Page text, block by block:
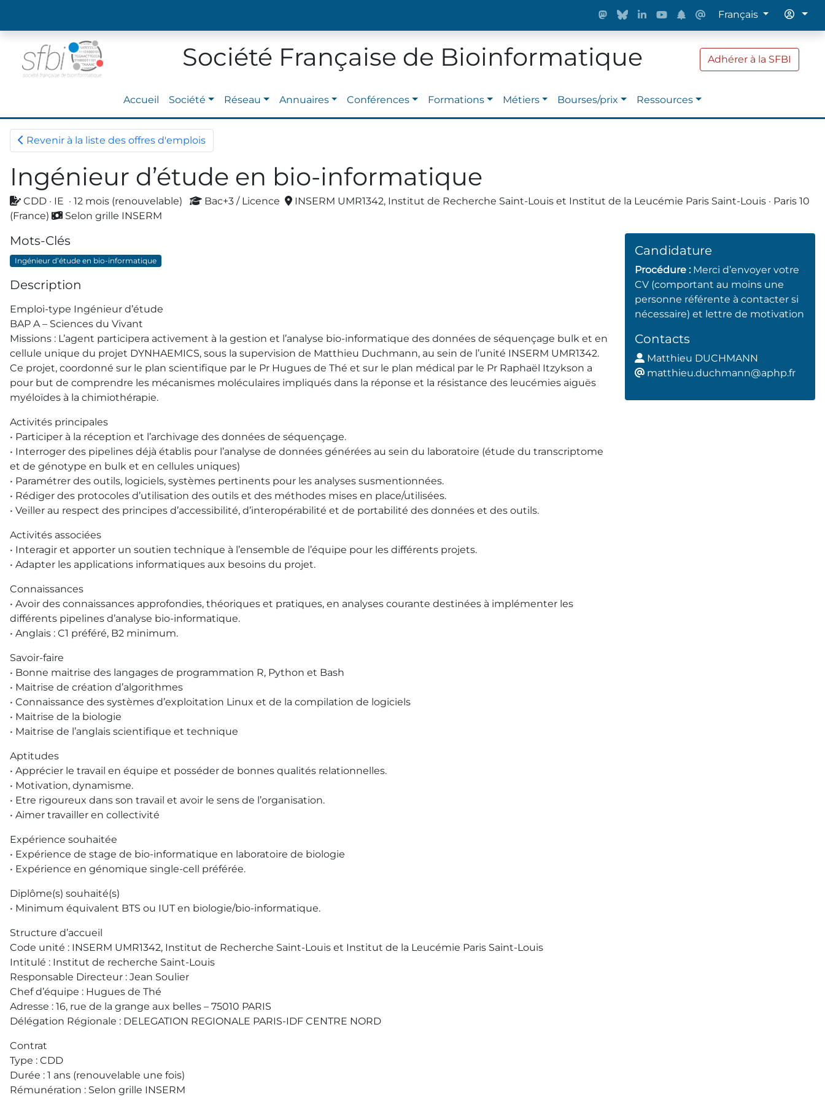
Français
Société Française de Bioinformatique Adhérer à la SFBI
Accueil Société Réseau Annuaires Conférences Formations Métiers Bourses/prix Ressources
Revenir à la liste des offres d'emplois
Ingénieur d’étude en bio-informatique
CDD · IE · 12 mois (renouvelable) Bac+3 / Licence
INSERM UMR1342, Institut de Recherche Saint-Louis et Institut de la Leucémie Paris Saint-Louis · Paris 10
(France)
Selon grille INSERM
Mots-Clés
Ingénieur d’étude en bio-informatique
Description
Emploi-type Ingénieur d’étude
BAP A – Sciences du Vivant
Missions : L’agent participera activement à la gestion et l’analyse bio-informatique des données de séquençage bulk et en
cellule unique du projet DYNHAEMICS, sous la supervision de Matthieu Duchmann, au sein de l’unité INSERM UMR1342.
Ce projet, coordonné sur le plan scientifique par le Pr Hugues de Thé et sur le plan médical par le Pr Raphaël Itzykson a
pour but de comprendre les mécanismes moléculaires impliqués dans la réponse et la résistance des leucémies aiguës
myéloïdes à la chimiothérapie.
Activités principales
• Participer à la réception et l’archivage des données de séquençage.
• Interroger des pipelines déjà établis pour l’analyse de données générées au sein du laboratoire (étude du transcriptome
et de génotype en bulk et en cellules uniques)
• Paramétrer des outils, logiciels, systèmes pertinents pour les analyses susmentionnées.
• Rédiger des protocoles d’utilisation des outils et des méthodes mises en place/utilisées.
• Veiller au respect des principes d’accessibilité, d’interopérabilité et de portabilité des données et des outils.
Activités associées
• Interagir et apporter un soutien technique à l’ensemble de l’équipe pour les différents projets.
• Adapter les applications informatiques aux besoins du projet.
Connaissances
• Avoir des connaissances approfondies, théoriques et pratiques, en analyses courante destinées à implémenter les
différents pipelines d’analyse bio-informatique.
• Anglais : C1 préféré, B2 minimum.
Savoir-faire
• Bonne maitrise des langages de programmation R, Python et Bash
• Maitrise de création d’algorithmes
• Connaissance des systèmes d’exploitation Linux et de la compilation de logiciels
• Maitrise de la biologie
• Maitrise de l’anglais scientifique et technique
Aptitudes
• Apprécier le travail en équipe et posséder de bonnes qualités relationnelles.
• Motivation, dynamisme.
• Etre rigoureux dans son travail et avoir le sens de l’organisation.
• Aimer travailler en collectivité
Expérience souhaitée
• Expérience de stage de bio-informatique en laboratoire de biologie
• Expérience en génomique single-cell préférée.
Diplôme(s) souhaité(s)
• Minimum équivalent BTS ou IUT en biologie/bio-informatique.
Structure d’accueil
Code unité : INSERM UMR1342, Institut de Recherche Saint-Louis et Institut de la Leucémie Paris Saint-Louis
Intitulé : Institut de recherche Saint-Louis
Responsable Directeur : Jean Soulier
Chef d’équipe : Hugues de Thé
Adresse : 16, rue de la grange aux belles – 75010 PARIS
Délégation Régionale : DELEGATION REGIONALE PARIS-IDF CENTRE NORD
Contrat
Type : CDD
Durée : 1 ans (renouvelable une fois)
Rémunération : Selon grille INSERM
Candidature
Procédure : Merci d’envoyer votre
CV (comportant au moins une
personne référente à contacter si
nécessaire) et lettre de motivation
Contacts
Matthieu DUCHMANN
matthieu.duchmann@aphp.fr